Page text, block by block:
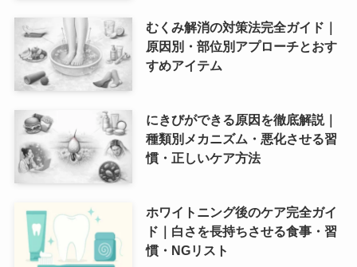
むくみ解消の対策法完全ガイド｜
原因別・部位別アプローチとおす
すめアイテム
にきびができる原因を徹底解説｜
種類別メカニズム・悪化させる習
慣・正しいケア方法
ホワイトニング後のケア完全ガイ
ド｜白さを長持ちさせる食事・習
慣・NGリスト